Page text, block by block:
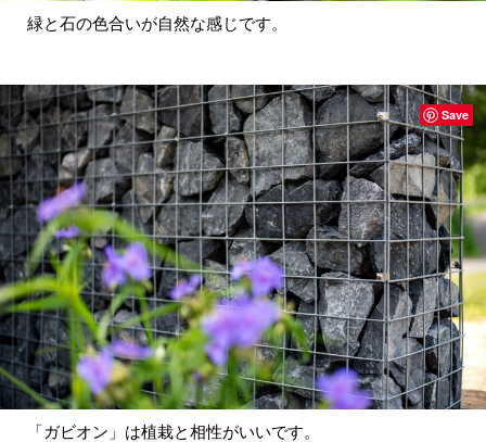
緑と石の色合いが自然な感じです。
「ガビオン」は植栽と相性がいいです。
Save